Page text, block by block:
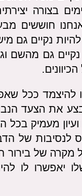
בצורה
חוששים
נקיים גם
נקיים גם מהשם
להיצמד ככל
את הצעד
מעמיק בכל
לנסיבות של
של בירור
יאפשרו לו